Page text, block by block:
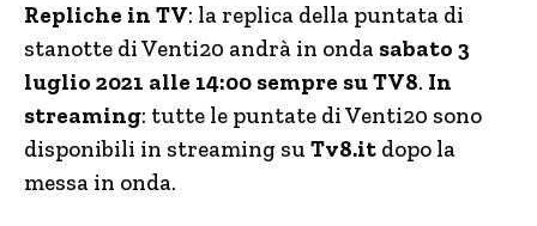
Repliche in TV: la replica della puntata di
stanotte di Venti20 andrà in onda sabato 3
luglio 2021 alle 14:00 sempre su TV8. In
streaming: tutte le puntate di Venti20 sono
disponibili in streaming su Tv8.it dopo la
messa in onda.